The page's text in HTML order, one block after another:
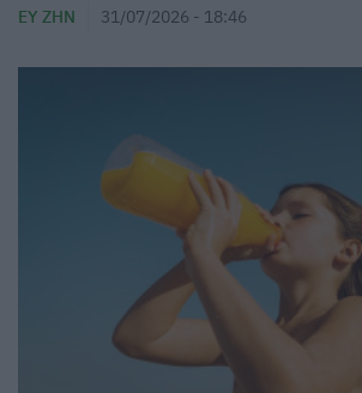
ΕΥ ΖΗΝ 31/07/2026 - 18:46